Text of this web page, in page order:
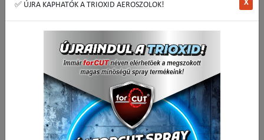
Csomagolási egység:10 db
🟢 🛒 🚚
Nettó ár:
740,16 Ft / db
Bruttó ár: 940,00 Ft / db
✅ ÚJRA KAPHATÓK A TRIOXID AEROSZOLOK! X